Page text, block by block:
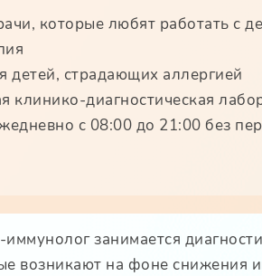
которые любят работать с
детей, страдающих аллергией
клинико-диагностическая
с 08:00 до 21:00 без
занимается
возникают на фоне снижения